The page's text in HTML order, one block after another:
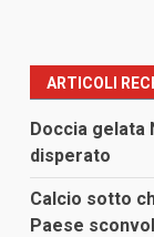
ARTICOLI
Doccia gelata
disperato
Calcio sotto
Paese